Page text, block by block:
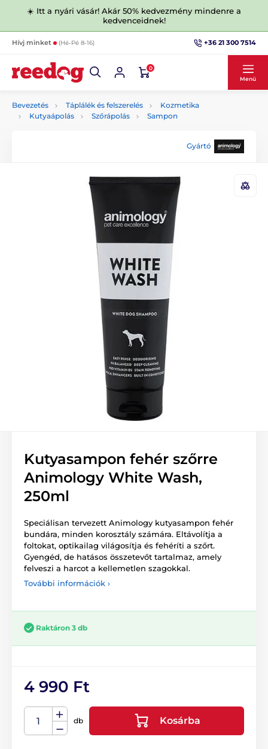
☀️ Itt a nyári vásár! Akár 50% kedvezmény mindenre a
kedvenceidnek!
Hívj minket (Hé-Pé 8-16) +36 21 300 7514
0
Menü
Bevezetés Táplálék és felszerelés
Kozmetika
Kutyaápolás
Szőrápolás Sampon
Gyártó
Kutyasampon fehér szőrre
Animology White Wash,
250ml
Speciálisan tervezett Animology kutyasampon fehér
bundára, minden korosztály számára. Eltávolítja a
foltokat, optikailag világosítja és fehéríti a szőrt.
Gyengéd, de hatásos összetevőt tartalmaz, amely
felveszi a harcot a kellemetlen szagokkal.
További információk ›
Raktáron 3 db
4 990 Ft
db Kosárba